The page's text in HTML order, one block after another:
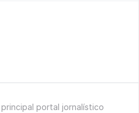
portal jornalístico